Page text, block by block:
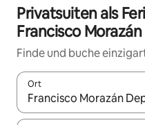
Privatsuiten als
Francisco Morazán
Finde und buche
Ort
Wenn Ergebnisse